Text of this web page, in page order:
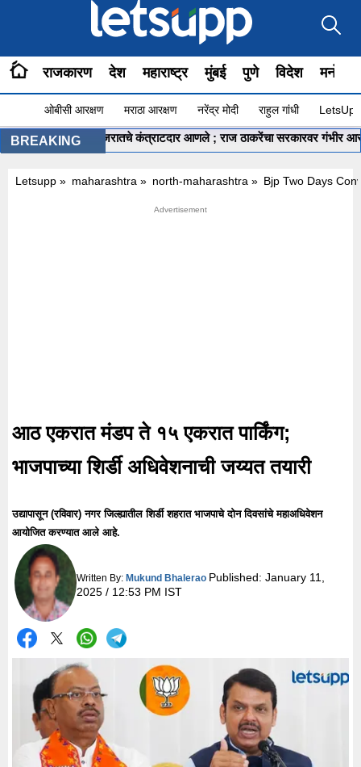
राजकारण देश महाराष्ट्र मुंबई पुणे विदेश
ओबीसी आरक्षण मराठा आरक्षण नरेंद्र मोदी राहुल गांधी
BREAKING
कुंभमेळ्यासाठी गुजरातचे कंत्राटदार आणले ; राज ठाकरेंचा सरकारवर गंभीर आरोप
Letsupp » maharashtra » north-maharashtra » Bjp Two Days
आठ एकरात मंडप ते १५ एकरात पार्किंग;
भाजपाच्या शिर्डी अधिवेशनाची जय्यत तयारी
उद्यापासून (रविवार) नगर जिल्ह्यातील शिर्डी शहरात भाजपाचे दोन दिवसांचे महाअधिवेशन
आयोजित करण्यात आले आहे.
Written By: Mukund Bhalerao Published: January 11,
2025 / 12:53 PM IST